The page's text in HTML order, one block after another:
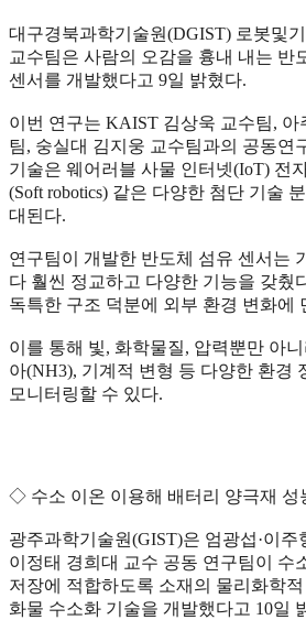
대구경북과학기술원(DGIST) 로봇및
교수팀은 사람의 오감을 흉내 내는 반
센서를 개발했다고 9일 밝혔다.
이번 연구는 KAIST 김상욱 교수팀, 아
팀, 숭실대 김지웅 교수팀과의 공동연
기술은 웨어러블 사물 인터넷(IoT) 전
(Soft robotics) 같은 다양한 첨단 기술
대된다.
연구팀이 개발한 반도체 섬유 센서는
다 훨씬 정교하고 다양한 기능을 갖췄
독특한 구조 덕분에 외부 환경 변화에
이를 통해 빛, 화학물질, 압력뿐만 아
아(NH3), 기계적 변형 등 다양한 환경
모니터링할 수 있다.
◇ 수소 이온 이용해 배터리 양극재 성
광주과학기술원(GIST)은 엄광섭·이
이정태 경희대 교수 공동 연구팀이 수
저장에 적합하도록 소재의 물리화학
화물 수소화 기술을 개발했다고 10일